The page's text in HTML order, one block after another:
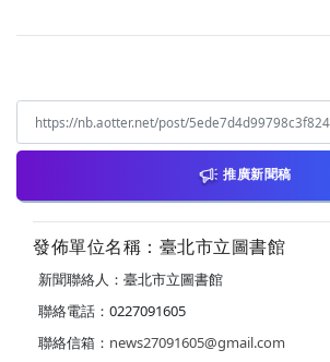
推廣新聞稿
發佈單位名稱：臺北市立圖書館
新聞聯絡人：臺北市立圖書館
聯絡電話：0227091605
聯絡信箱： news27091605@gmail.com